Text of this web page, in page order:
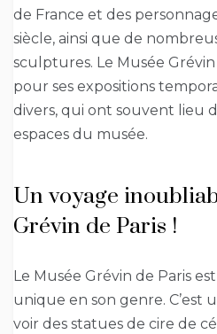
de France et des
siècle, ainsi que de
sculptures. Le Musée
pour ses expositions
divers, qui ont souvent lieu
espaces du musée.
Un voyage
Grévin de Paris !
Le Musée Grévin de Paris
unique en son genre. C’est
voir des statues de cire de